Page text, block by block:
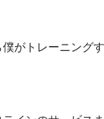
がトレーニング